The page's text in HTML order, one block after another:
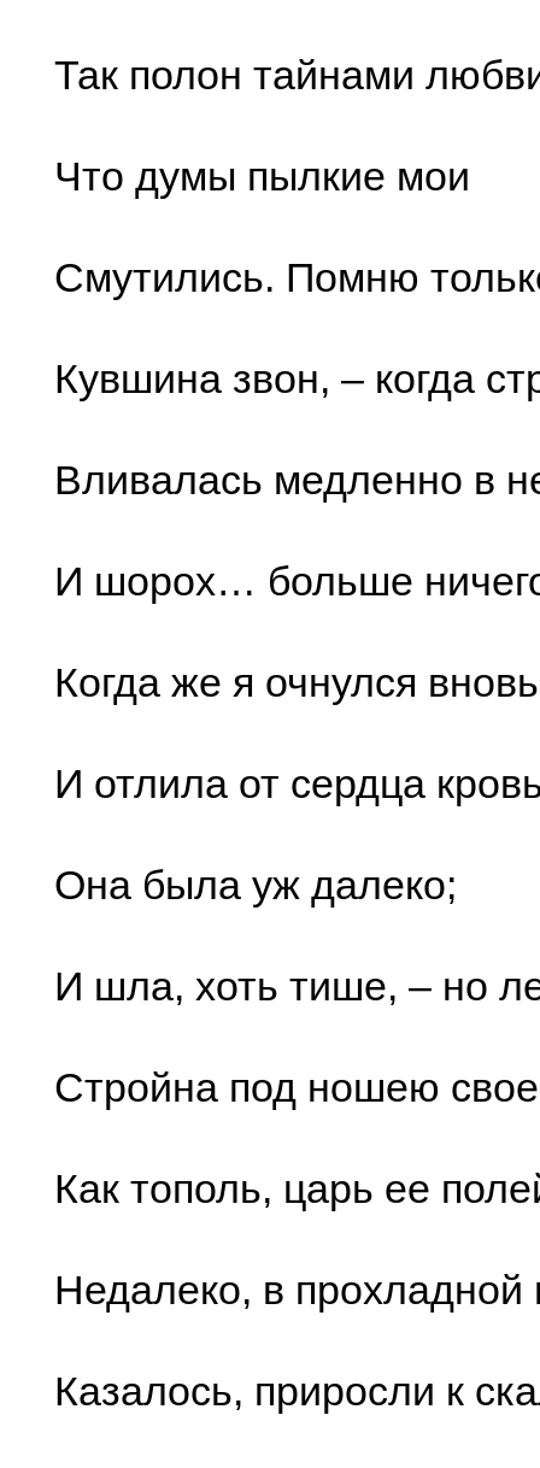
Так полон тайнами
Что думы пылкие мои
Смутились. Помню
Кувшина звон, – когда
Вливалась медленно в
И шорох… больше
Когда же я очнулся вновь
И отлила от сердца
Она была уж далеко;
И шла, хоть тише, – но
Стройна под ношею
Как тополь, царь ее
Недалеко, в прохладной
Казалось, приросли к